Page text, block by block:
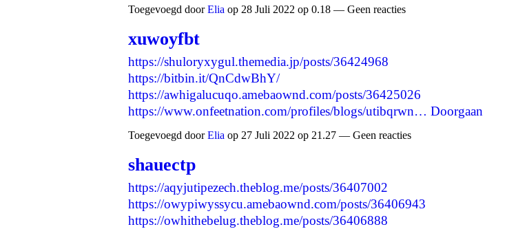
Toegevoegd doorElia op 28 Juli 2022 op 0.18 — Geen reacties
xuwoyfbt
https://shuloryxygul.themedia.jp/posts/36424968
https://bitbin.it/QnCdwBhY/
https://awhigalucuqo.amebaownd.com/posts/36425026
https://www.onfeetnation.com/profiles/blogs/utibqrwn… Doorgaan
Toegevoegd doorElia op 27 Juli 2022 op 21.27 — Geen reacties
shauectp
https://aqyjutipezech.theblog.me/posts/36407002
https://owypiwyssycu.amebaownd.com/posts/36406943
https://owhithebelug.theblog.me/posts/36406888